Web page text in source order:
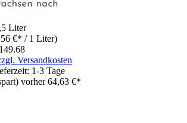
Liter
€* / 1 Liter)
Versandkosten
1-3 Tage
vorher 64,63 €*